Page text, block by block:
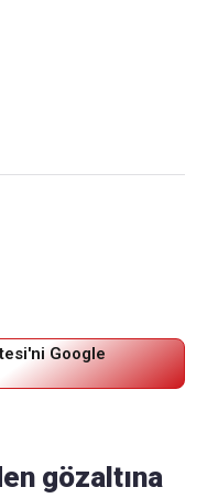
Google
gözaltına